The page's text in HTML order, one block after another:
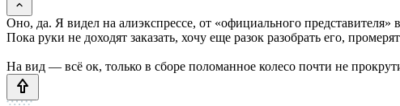
Оно, да. Я видел на алиэкспрессе, от «официального представителя»
Пока руки не доходят заказать, хочу еще разок разобрать его,
На вид — всё ок, только в сборе поломанное колесо почти не